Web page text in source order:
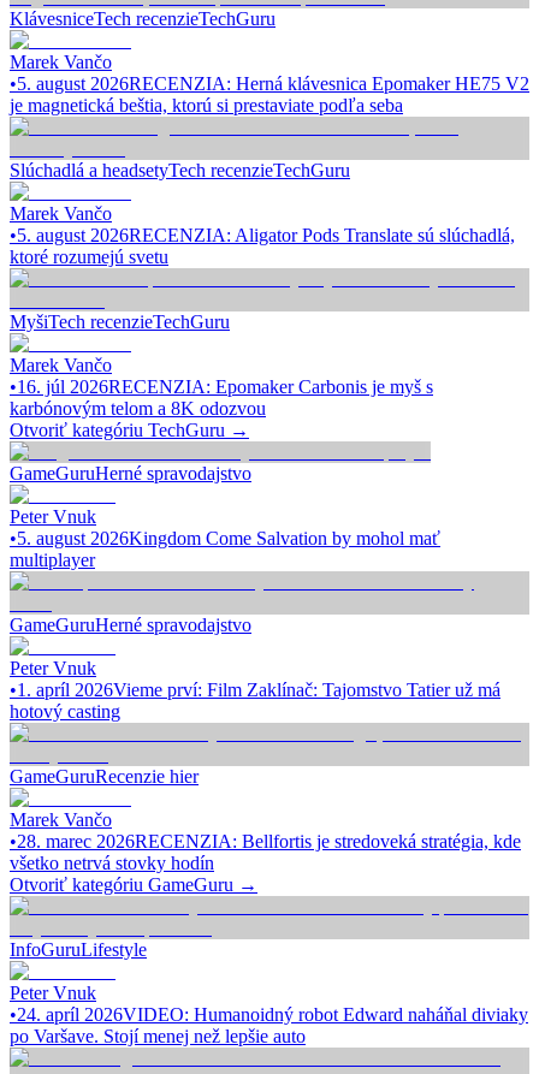
KlávesniceTech recenzieTechGuru
Marek Vančo
•5. august 2026RECENZIA: Herná klávesnica Epomaker HE75 V2
je magnetická beštia, ktorú si prestaviate podľa seba
Slúchadlá a headsetyTech recenzieTechGuru
Marek Vančo
•5. august 2026RECENZIA: Aligator Pods Translate sú slúchadlá,
ktoré rozumejú svetu
MyšiTech recenzieTechGuru
Marek Vančo
•16. júl 2026RECENZIA: Epomaker Carbonis je myš s
karbónovým telom a 8K odozvou
Otvoriť kategóriu TechGuru →
GameGuruHerné spravodajstvo
Peter Vnuk
•5. august 2026Kingdom Come Salvation by mohol mať
multiplayer
GameGuruHerné spravodajstvo
Peter Vnuk
•1. apríl 2026Vieme prví: Film Zaklínač: Tajomstvo Tatier už má
hotový casting
GameGuruRecenzie hier
Marek Vančo
•28. marec 2026RECENZIA: Bellfortis je stredoveká stratégia, kde
všetko netrvá stovky hodín
Otvoriť kategóriu GameGuru →
InfoGuruLifestyle
Peter Vnuk
•24. apríl 2026VIDEO: Humanoidný robot Edward naháňal diviaky
po Varšave. Stojí menej než lepšie auto